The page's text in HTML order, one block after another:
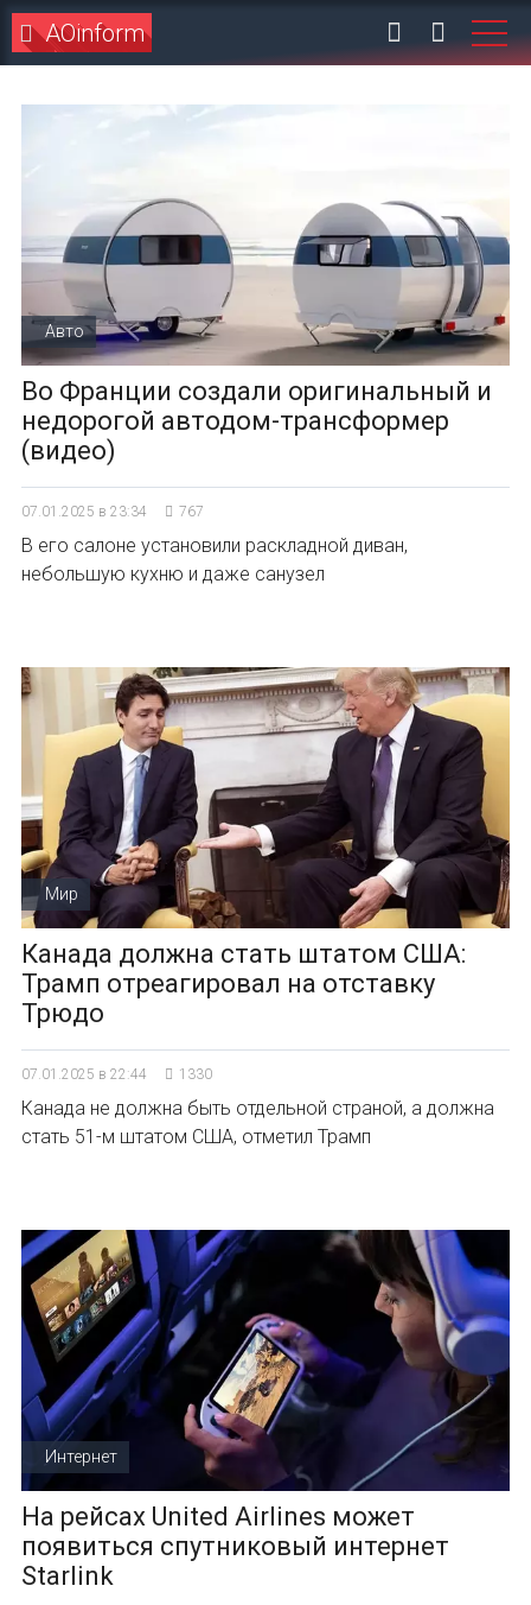
AOinform
Авто
Во Франции создали оригинальный и
недорогой автодом-трансформер
(видео)
07.01.2025 в 23:34 767
В его салоне установили раскладной диван,
небольшую кухню и даже санузел
Мир
Канада должна стать штатом США:
Трамп отреагировал на отставку
Трюдо
07.01.2025 в 22:44 1330
Канада не должна быть отдельной страной, а должна
стать 51-м штатом США, отметил Трамп
Интернет
На рейсах United Airlines может
появиться спутниковый интернет
Starlink